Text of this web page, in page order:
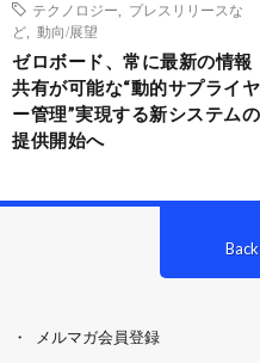
テクノロジー
プレスリリースな
ど
動向/展望
ゼロボード、常に最新の情報
共有が可能な“動的サプライヤ
ー管理”実現する新システムの
提供開始へ
メルマガ会員登録